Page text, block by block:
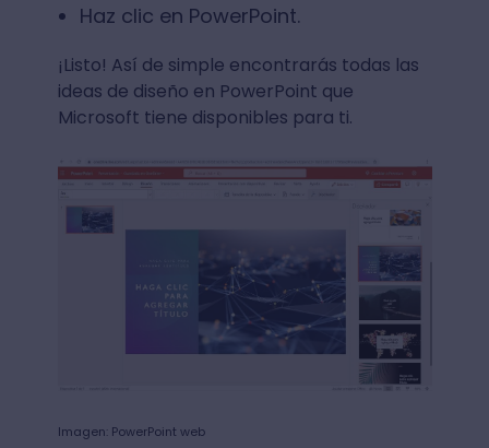
Haz clic en PowerPoint.
¡Listo! Así de simple encontrarás todas las
ideas de diseño en PowerPoint que
Microsoft tiene disponibles para ti.
Imagen: PowerPoint web